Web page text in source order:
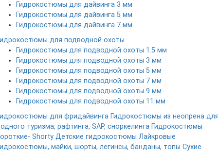
Гидрокостюмы для дайвинга 3 мм
Гидрокостюмы для дайвинга 5 мм
Гидрокостюмы для дайвинга 7 мм
для подводной охоты
Гидрокостюмы для подводной охоты 1.5 мм
Гидрокостюмы для подводной охоты 3 мм
Гидрокостюмы для подводной охоты 5 мм
Гидрокостюмы для подводной охоты 7 мм
Гидрокостюмы для подводной охоты 9 мм
Гидрокостюмы для подводной охоты 11 мм
для фридайвинга Гидрокостюмы из неопрена
туризма, рафтинга, SAP, сноркелинга Гидрокостюмы
Shorty Детские гидрокостюмы Лайкровые
майки, шорты, легинсы, банданы, топы Сухие